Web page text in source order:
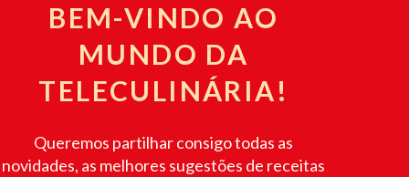
BEM-VINDO AO
MUNDO DA
TELECULINÁRIA!
Queremos partilhar consigo todas as
novidades, as melhores sugestões de receitas